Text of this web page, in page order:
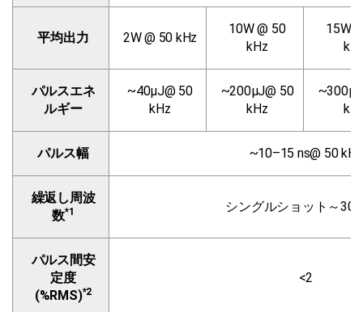
平均出力 2W @ 50 kHz
10W @ 50
kHz
15W
パルスエネ
ルギー
~40µJ@ 50
kHz
~200µJ@ 50
kHz
パルス幅 ~10–15 ns@ 50 kHz
繰返し周波
数*1 シングルショット～
パルス間安
定度
(%RMS)*2
<2